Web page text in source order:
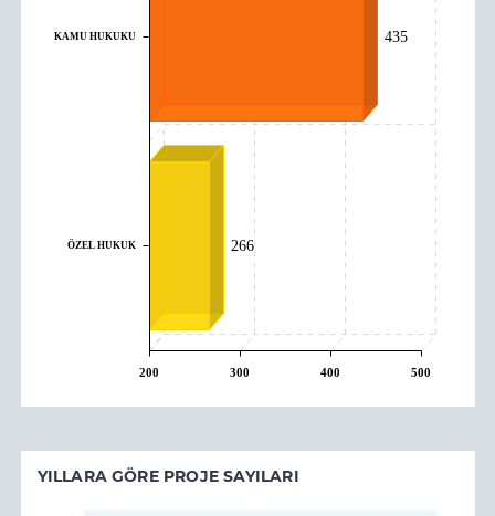
435
266
KAMU HUKUKU
ÖZEL HUKUK
200 300 400 500
YILLARA GÖRE PROJE SAYILARI